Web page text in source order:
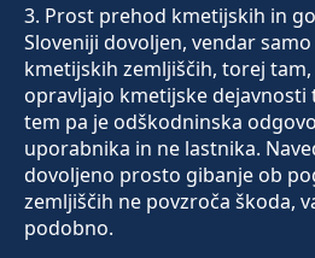
3. Prost prehod kmetijskih in
Sloveniji dovoljen, vendar
kmetijskih zemljiščih, torej
opravljajo kmetijske dejavnosti
tem pa je odškodninska
uporabnika in ne lastnika.
dovoljeno prosto gibanje ob
zemljiščih ne povzroča škoda,
podobno.